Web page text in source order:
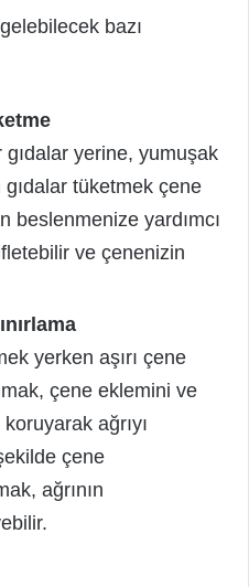
bazı
yerine, yumuşak
tüketmek çene
beslenmenize yardımcı
ve çenenizin
yerken aşırı çene
çene eklemini ve
ağrıyı
çene
ağrının